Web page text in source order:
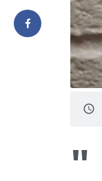
access_time